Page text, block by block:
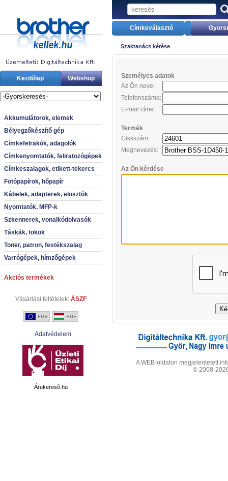
Kezdőlap Webshop
Akkumulátorok, elemek
Bélyegzőkészítő gép
Címkefelrakók, adagolók
Címkenyomtatók, feliratozógépek
Címkeszalagok, etikett-tekercs
Fotópapírok, hőpapír
Kábelek, adapterek, elosztók
Nyomtatók, MFP-k
Szkennerek, vonalkódolvasók
Táskák, tokok
Toner, patron, festékszalag
Varrógépek, hímzőgépek
Akciós termékek
Vásárlási feltételek: ÁSZF
Adatvédelem
Árukeresõ.hu
Címkeválasztó
Szaktanács kérése
Személyes adatok
Az Ön neve:
Telefonszáma:
E-mail címe:
Termék
Cikkszám:
Megnevezés:
Az Ön kérdése
A WEB-oldalon megjelentetett
© 2008-